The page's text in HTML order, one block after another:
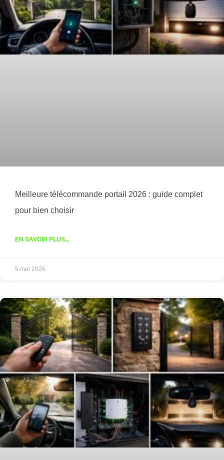
Meilleure télécommande portail 2026 : guide complet
pour bien choisir
EN SAVOIR PLUS...
5 mai 2026